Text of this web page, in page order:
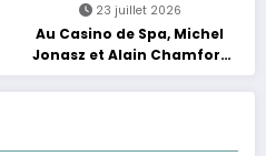
23 juillet 2026
Au Casino de Spa, Michel
Jonasz et Alain Chamfort
célèbrent le temps qui
passe… sans jamais céder